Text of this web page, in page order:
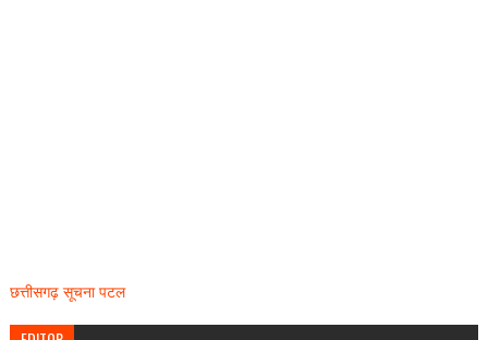
छत्तीसगढ़ सूचना पटल